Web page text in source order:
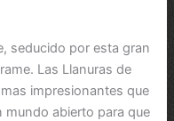
seducido por esta gran
Las Llanuras de
impresionantes que
mundo abierto para que